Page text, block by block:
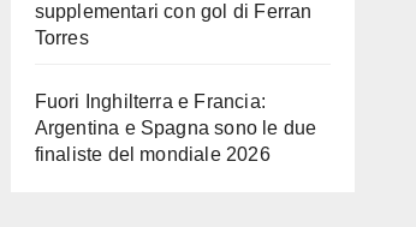
supplementari con gol di Ferran
Torres
Fuori Inghilterra e Francia:
Argentina e Spagna sono le due
finaliste del mondiale 2026